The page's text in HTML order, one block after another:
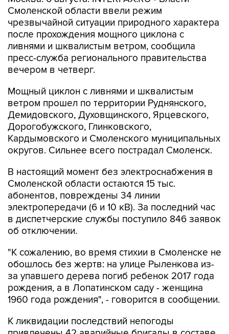
Смоленской области ввели режим
чрезвычайной ситуации природного характера
после прохождения мощного циклона с
ливнями и шквалистым ветром, сообщила
пресс-служба регионального правительства
вечером в четверг.
Мощный циклон с ливнями и шквалистым
ветром прошел по территории Руднянского,
Демидовского, Духовщинского, Ярцевского,
Дорогобужского, Глинковского,
Кардымовского и Смоленского муниципальных
округов. Сильнее всего пострадал Смоленск.
В настоящий момент без электроснабжения в
Смоленской области остаются 15 тыс.
абонентов, повреждены 34 линии
электропередачи (6 и 10 кВ). За последний час
в диспетчерские службы поступило 846 заявок
об отключении.
"К сожалению, во время стихии в Смоленске не
обошлось без жертв: на улице Рыленкова из-
за упавшего дерева погиб ребенок 2017 года
рождения, а в Лопатинском саду - женщина
1960 года рождения", - говорится в сообщении.
К ликвидации последствий непогоды